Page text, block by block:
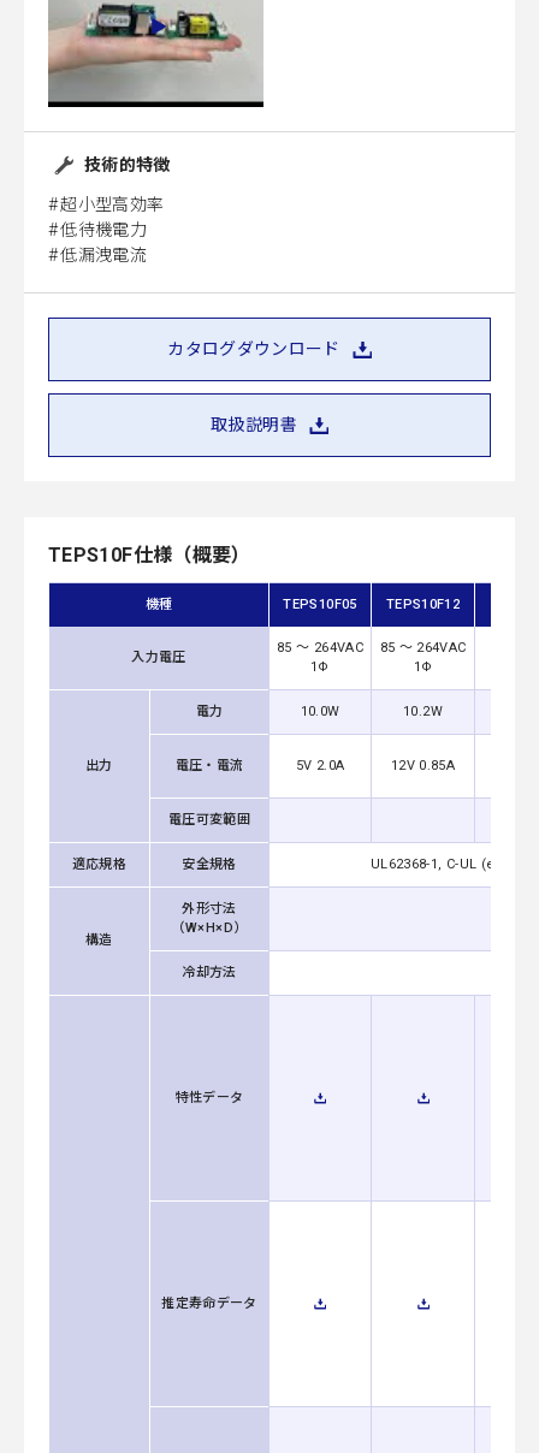
技術的特徴
超小型高効率
低待機電力
低漏洩電流
カタログダウンロード
取扱説明書
TEPS10F仕様（概要）
機種 TEPS10F05 TEPS10F12
入力電圧
85 ～ 264VAC
1Φ
85 ～ 264VAC
1Φ
出力
電力 10.0W 10.2W
電圧・電流 5V 2.0A 12V 0.85A
電圧可変範囲
適応規格 安全規格 UL62368-1, C-UL
構造
外形寸法
（W×H×D）
冷却方法
特性データ
推定寿命データ